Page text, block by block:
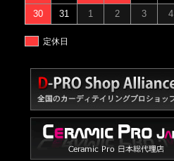
30
31 1 2 3 4
定休日